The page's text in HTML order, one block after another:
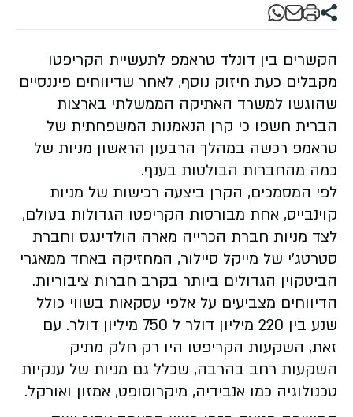
הקשרים בין דונלד טראמפ לתעשיית הקריפטו
מקבלים כעת חיזוק נוסף, לאחר שדיווחים פיננסיים
שהוגשו למשרד האתיקה הממשלתי בארצות
הברית חשפו כי קרן הנאמנות המשפחתית של
טראמפ רכשה במהלך הרבעון הראשון מניות של
כמה מהחברות הבולטות בענף.
לפי המסמכים, הקרן ביצעה רכישות של מניות
קוינבייס, אחת מבורסות הקריפטו הגדולות בעולם,
לצד מניות חברת הכרייה מארה הולדינגס וחברת
סטרטג׳י של מייקל סיילור, המחזיקה באחד ממאגרי
הביטקוין הגדולים ביותר בקרב חברות ציבוריות.
הדיווחים מצביעים על אלפי עסקאות בשווי כולל
שנע בין 220 מיליון דולר ל 750 מיליון דולר. עם
זאת, השקעות הקריפטו היו רק חלק מתיק
השקעות רחב בהרבה, שכלל גם מניות של ענקיות
טכנולוגיה כמו אנבידיה, מיקרוסופט, אמזון ואורקל.